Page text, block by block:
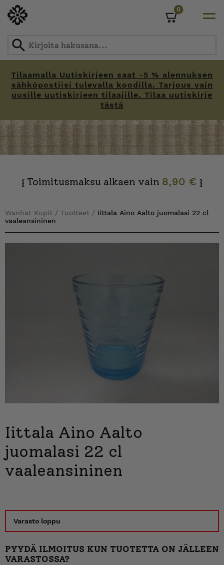
Tilaamalla Uutiskirjeen saat -5 % alennuksen
sähköpostiisi tulevalla koodilla. Tarjous vain
uusille uutiskirjeen tilaajille. Tilaa uutiskirje
tästä
0
{ Toimitusmaksu alkaen vain 8,90 € }
Wanhat Kupit / Tuotteet / Iittala Aino Aalto juomalasi 22 cl
vaaleansininen
Iittala Aino Aalto
juomalasi 22 cl
vaaleansininen
Varasto loppu
PYYDÄ ILMOITUS KUN TUOTETTA ON JÄLLEEN
VARASTOSSA?